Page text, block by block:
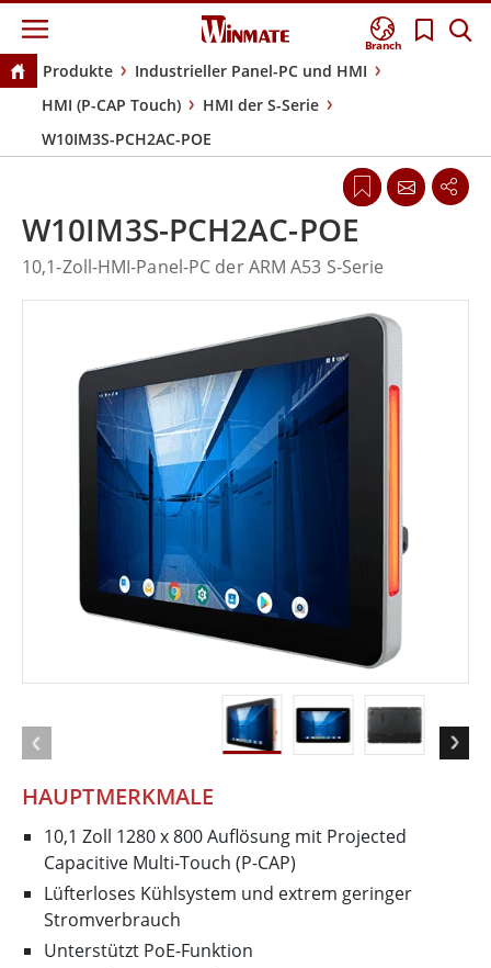
Branch
Produkte
Industrieller Panel-PC und HMI
HMI (P-CAP Touch)
HMI der S-Serie
W10IM3S-PCH2AC-POE
HAUPTMERKMALE
10,1 Zoll 1280 x 800 Auflösung mit Projected
Capacitive Multi-Touch (P-CAP)
Lüfterloses Kühlsystem und extrem geringer
Stromverbrauch
Unterstützt PoE-Funktion
W10IM3S-PCH2AC-POE
10,1-Zoll-HMI-Panel-PC der ARM A53 S-Serie